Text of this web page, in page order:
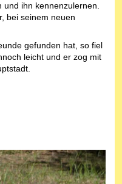
ihn kennenzulernen.
bei seinem neuen
gefunden hat, so fiel
leicht und er zog mit